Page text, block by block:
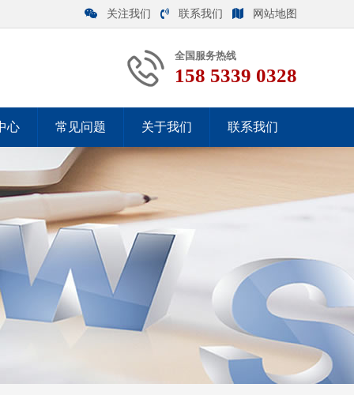
关注我们 联系我们 网站地图
全国服务热线
158 5339 0328
心 常见问题 关于我们 联系我们